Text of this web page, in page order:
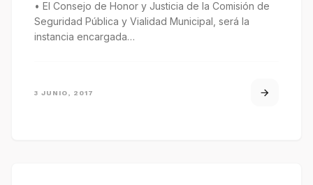
• El Consejo de Honor y Justicia de la Comisión de
Seguridad Pública y Vialidad Municipal, será la
instancia encargada…
3 JUNIO, 2017